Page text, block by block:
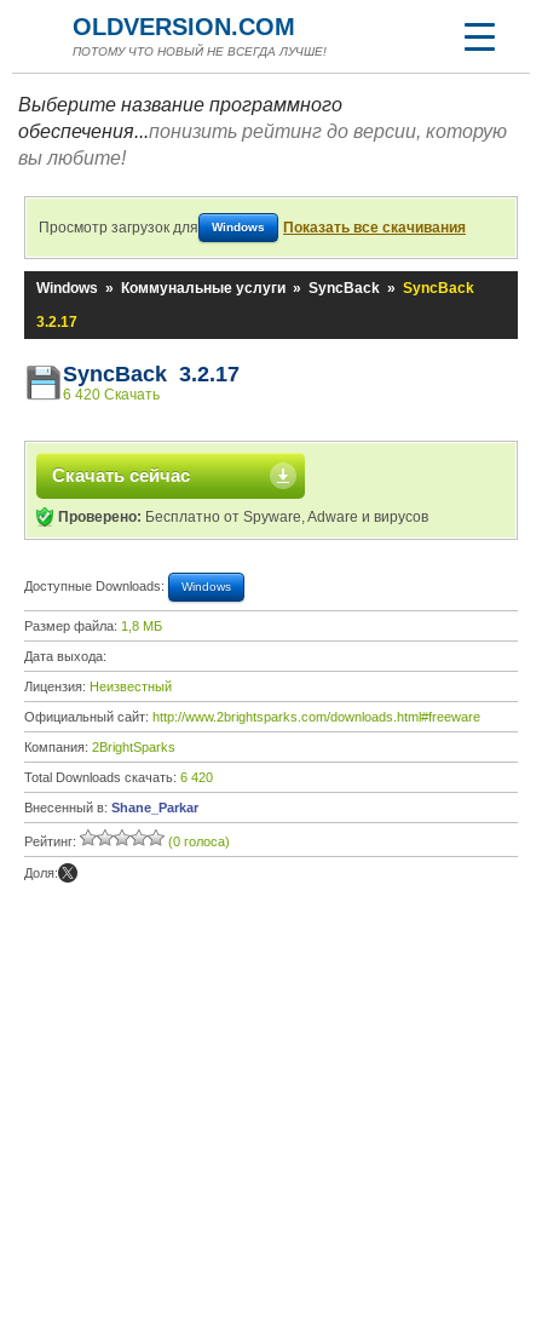
OLDVERSION.COM
ПОТОМУ ЧТО НОВЫЙ НЕ ВСЕГДА ЛУЧШЕ!
Выберите название программного
обеспечения...понизить рейтинг до версии, которую
вы любите!
Просмотр загрузок для Windows Показать все скачивания
Windows » Коммунальные услуги » SyncBack » SyncBack
3.2.17
SyncBack 3.2.17
6 420 Скачать
Скачать сейчас
Проверено: Бесплатно от Spyware, Adware и вирусов
Доступные Downloads: Windows
Размер файла: 1,8 МБ
Дата выхода:
Лицензия: Неизвестный
Официальный сайт: http://www.2brightsparks.com/downloads.html#freeware
Компания: 2BrightSparks
Total Downloads скачать: 6 420
Внесенный в: Shane_Parkar
Рейтинг: (0 голоса)
Доля: